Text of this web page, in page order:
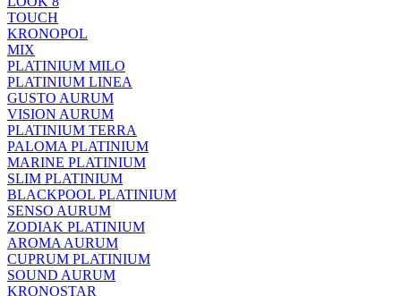
TOUCH
KRONOPOL
MIX
PLATINIUM MILO
PLATINIUM LINEA
GUSTO AURUM
VISION AURUM
PLATINIUM TERRA
PALOMA PLATINIUM
MARINE PLATINIUM
SLIM PLATINIUM
BLACKPOOL PLATINIUM
SENSO AURUM
ZODIAK PLATINIUM
AROMA AURUM
CUPRUM PLATINIUM
SOUND AURUM
KRONOSTAR